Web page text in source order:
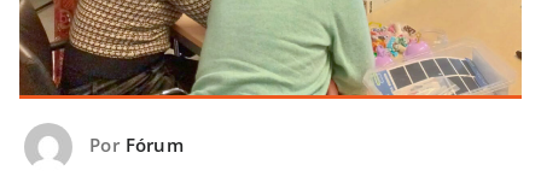
Por Fórum